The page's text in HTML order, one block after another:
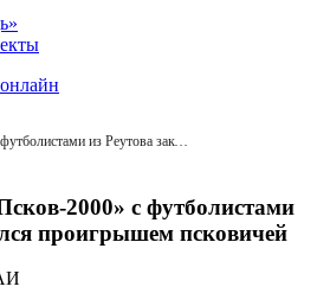
Первый матч ФК «Псков-2000» с футболистами из Реутова закончился проигрышем псковичей
2000» с футболистами
проигрышем псковичей